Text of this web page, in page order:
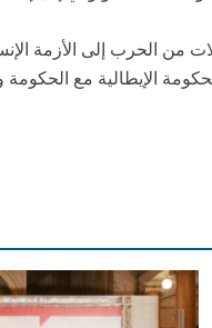
من الحرب إلى الأزمة
الإيطالية مع الحكومة